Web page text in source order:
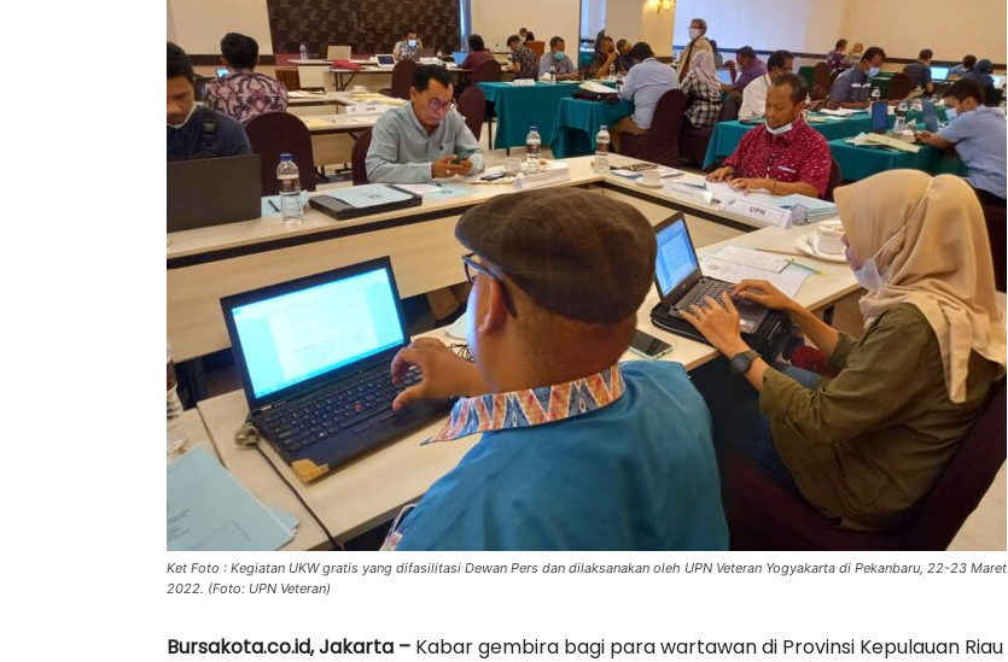
Ket Foto : Kegiatan UKW gratis yang difasilitasi Dewan Pers dan dilaksanakan oleh UPN Veteran Yogyakarta di Pekanbaru, 22-23 Maret
2022. (Foto: UPN Veteran)
Bursakota.co.id, Jakarta – Kabar gembira bagi para wartawan di Provinsi Kepulauan Riau